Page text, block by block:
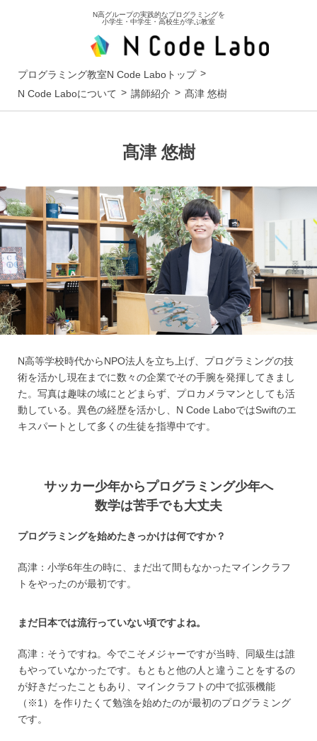
N高グループの実践的なプログラミングを
小学生・中学生・高校生が学ぶ教室
プログラミング教室N Code Laboトップ
N Code Laboについて
講師紹介 髙津 悠樹
髙津 悠樹
N高等学校時代からNPO法人を立ち上げ、プログラミングの技
術を活かし現在までに数々の企業でその手腕を発揮してきまし
た。写真は趣味の域にとどまらず、プロカメラマンとしても活
動している。異色の経歴を活かし、N Code LaboではSwiftのエ
キスパートとして多くの生徒を指導中です。
サッカー少年からプログラミング少年へ
数学は苦手でも大丈夫
プログラミングを始めたきっかけは何ですか？
髙津：小学6年生の時に、まだ出て間もなかったマインクラフ
トをやったのが最初です。
まだ日本では流行っていない頃ですよね。
髙津：そうですね。今でこそメジャーですが当時、同級生は誰
もやっていなかったです。もともと他の人と違うことをするの
が好きだったこともあり、マインクラフトの中で拡張機能
（※1）を作りたくて勉強を始めたのが最初のプログラミング
です。